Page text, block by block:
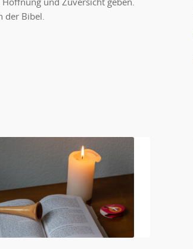
und Zuversicht geben.
der Bibel.